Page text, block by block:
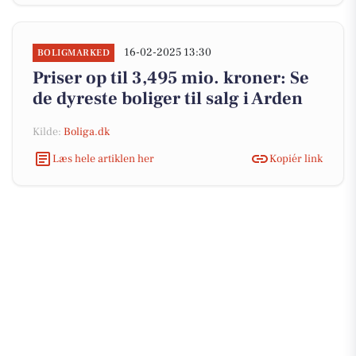
BOLIGMARKED 16-02-2025 13:30
Priser op til 3,495 mio. kroner: Se
de dyreste boliger til salg i Arden
Kilde: Boliga.dk
Læs hele artiklen her
Kopiér link